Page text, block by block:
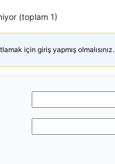
(toplam 1)
için giriş yapmış olmalısınız.